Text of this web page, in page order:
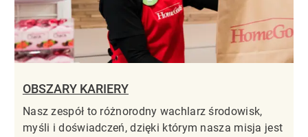
OBSZARY KARIERY
Nasz zespół to różnorodny wachlarz środowisk,
myśli i doświadczeń, dzięki którym nasza misja jest